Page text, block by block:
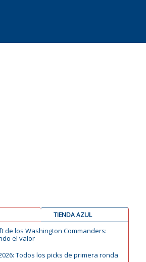
TIENDA AZUL
de los Washington Commanders:
el valor
Todos los picks de primera ronda